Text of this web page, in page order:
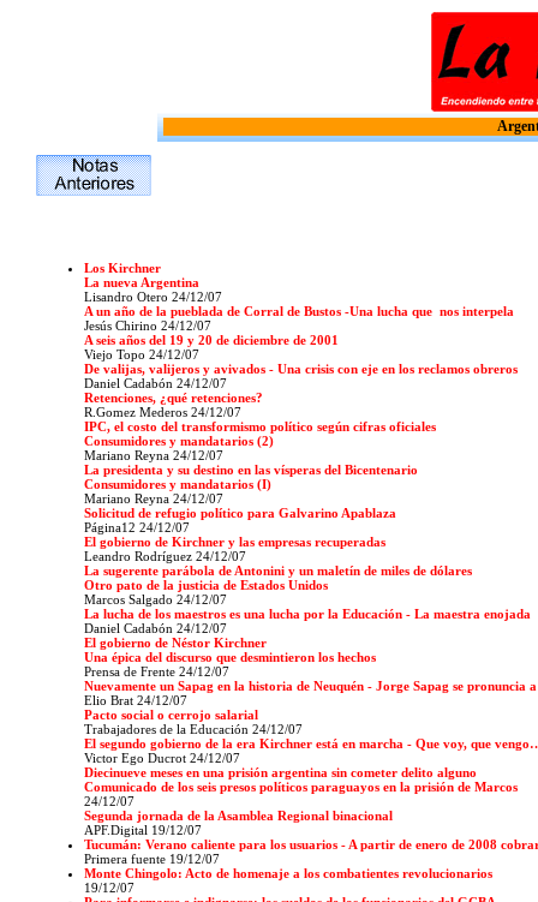
Los Kirchner
La nueva Argentina
Lisandro Otero 24/12/07
A un año de la pueblada de Corral de Bustos -Una lucha que nos interpela
Jesús Chirino 24/12/07
A seis años del 19 y 20 de diciembre de 2001
Viejo Topo 24/12/07
De valijas, valijeros y avivados - Una crisis con eje en los reclamos obreros
Daniel Cadabón 24/12/07
Retenciones, ¿qué retenciones?
R.Gomez Mederos 24/12/07
IPC, el costo del transformismo político según cifras oficiales
Consumidores y mandatarios (2)
Mariano Reyna 24/12/07
La presidenta y su destino en las vísperas del Bicentenario
Consumidores y mandatarios (I)
Mariano Reyna 24/12/07
Solicitud de refugio político para Galvarino Apablaza
Página12 24/12/07
El gobierno de Kirchner y las empresas recuperadas
Leandro Rodríguez 24/12/07
La sugerente parábola de Antonini y un maletín de miles de dólares
Otro pato de la justicia de Estados Unidos
Marcos Salgado 24/12/07
La lucha de los maestros es una lucha por la Educación - La maestra enojada
Daniel Cadabón 24/12/07
El gobierno de Néstor Kirchner
Una épica del discurso que desmintieron los hechos
Prensa de Frente 24/12/07
Nuevamente un Sapag en la historia de Neuquén - Jorge Sapag se
Elio Brat 24/12/07
Pacto social o cerrojo salarial
Trabajadores de la Educación 24/12/07
El segundo gobierno de la era Kirchner está en marcha - Que voy, que
Victor Ego Ducrot 24/12/07
Diecinueve meses en una prisión argentina sin cometer delito alguno
Comunicado de los seis presos políticos paraguayos en la prisión de Marcos
24/12/07
Segunda jornada de la Asamblea Regional binacional
APF.Digital 19/12/07
Tucumán: Verano caliente para los usuarios - A partir de enero de 2008
Primera fuente 19/12/07
Monte Chingolo: Acto de homenaje a los combatientes revolucionarios
19/12/07